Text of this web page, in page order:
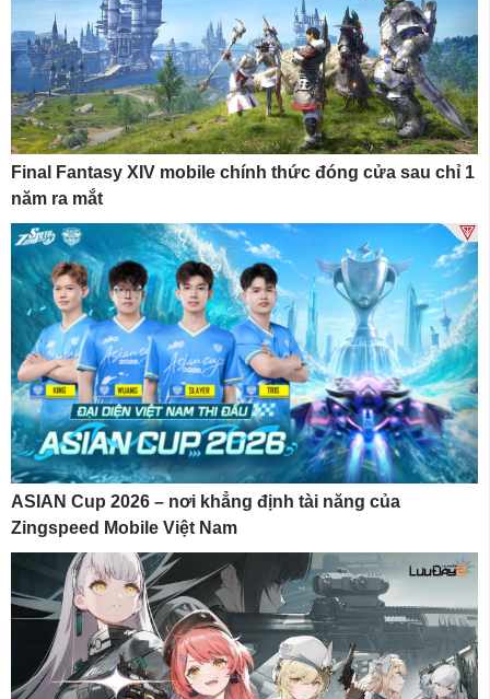
Final Fantasy XIV mobile chính thức đóng cửa sau chỉ 1
năm ra mắt
ASIAN Cup 2026 – nơi khẳng định tài năng của
Zingspeed Mobile Việt Nam